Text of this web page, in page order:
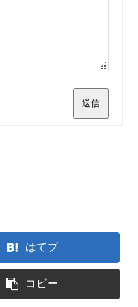
送信
はてブ
コピー